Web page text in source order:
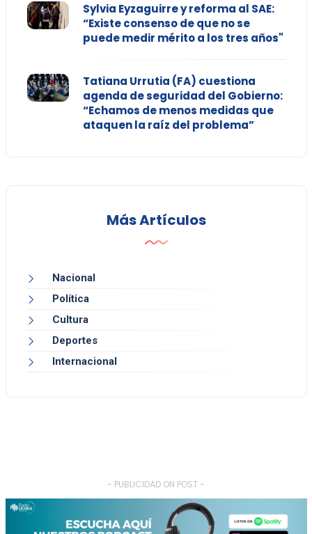
Sylvia Eyzaguirre y reforma al SAE:
“Existe consenso de que no se
puede medir mérito a los tres años"
Tatiana Urrutia (FA) cuestiona
agenda de seguridad del Gobierno:
“Echamos de menos medidas que
ataquen la raíz del problema”
Más Artículos
Nacional
Política
Cultura
Deportes
Internacional
- PUBLICIDAD ON POST -